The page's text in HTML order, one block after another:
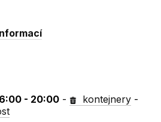
- 20:00 - kontejnery -